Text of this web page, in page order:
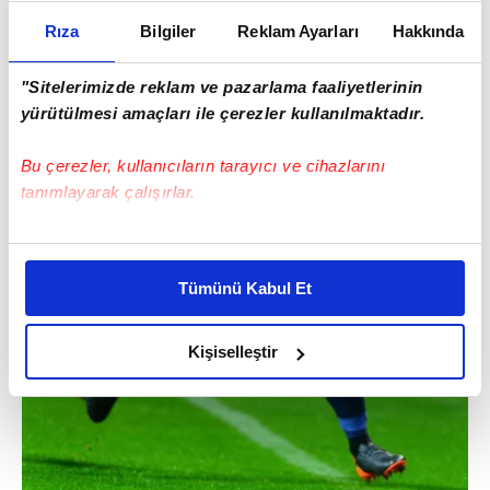
Rıza Bilgiler Reklam Ayarları Hakkında
"Sitelerimizde reklam ve pazarlama faaliyetlerinin
yürütülmesi amaçları ile çerezler kullanılmaktadır.
Bu çerezler, kullanıcıların tarayıcı ve cihazlarını
tanımlayarak çalışırlar.
Bu çerezlere izin vermeniz halinde sizlere özel
daha iyi reklam deneyimi yaşatabiliriz. Bunu yaparken
amacımızın size daha iyi bir reklam deneyimi sunmak
olduğunu ve sizlere en iyi içerikleri sunabilmek adına
elimizden gelen çabayı gösterdiğimizi ve bu noktada,
reklamların maliyetlerimizi karşılamak noktasında tek gelir
kalemimiz olduğunu sizlere hatırlatmak isteriz.
Her halükârda, kullanıcılar, bu çerezlere izin vermedikleri
Tümünü Kabul Et
Kişiselleştir